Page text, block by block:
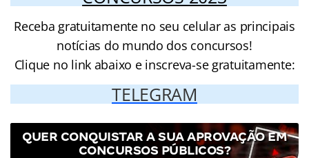
Receba gratuitamente no seu celular as principais
notícias do mundo dos concursos!
Clique no link abaixo e inscreva-se gratuitamente:
TELEGRAM
QUER CONQUISTAR A SUA APROVAÇÃO EM
CONCURSOS PÚBLICOS?